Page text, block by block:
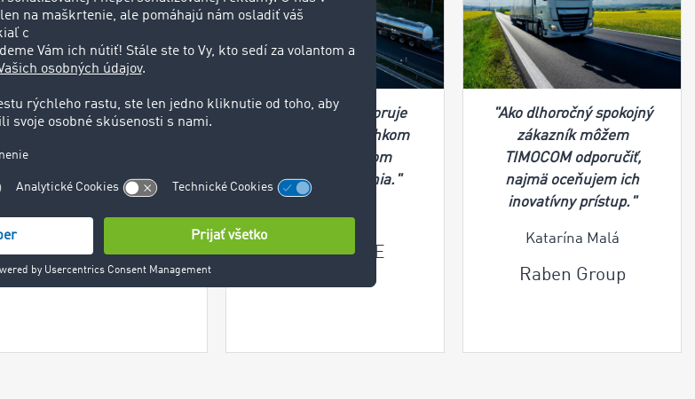
"S TIMOCOM
flexibilne zabezpečovať
prepravy."
Michaela Bočková
HOPI Holding
"TIMOCOM podporuje
náš rozvoj v neľahkom
čase a neľahkom
odbore podnikania."
Štěpán Jágr
MONTCORE
"Ako dlhoročný spokojný
zákazník môžem
TIMOCOM odporučiť,
najmä oceňujem ich
inovatívny prístup."
Katarína Malá
Raben Group